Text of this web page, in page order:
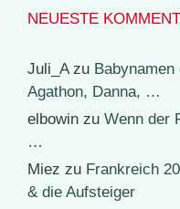
NEUESTE
Juli_Azu
Agathon, Danna, …
elbowin zu Wenn der
…
Miez zu Frankreich
& die Aufsteiger